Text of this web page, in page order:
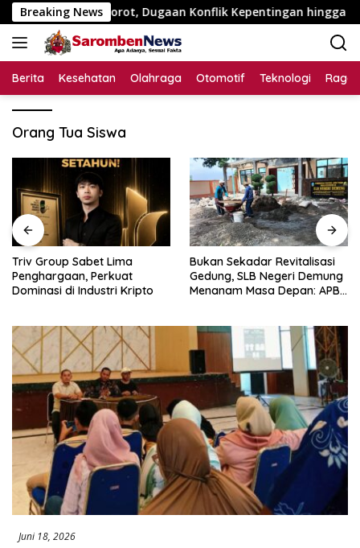
Langsung
ke
konten
Breaking News
Juta Disorot, Dugaan Konflik Kepentingan hingga Misteri
Berita Kesehatan Olahraga Otomotif Teknologi
Orang Tua Siswa
Triv Group Sabet Lima
Penghargaan, Perkuat
Dominasi di Industri Kripto
Bukan Sekadar Revitalisasi
Gedung, SLB Negeri Demung
Menanam Masa Depan: APBN
Khusus Menjadi Kemandirian
Juni 18, 2026